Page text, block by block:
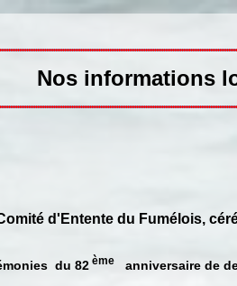
Nos informations
d'Entente du Fumélois,
du 82 ème anniversaire de